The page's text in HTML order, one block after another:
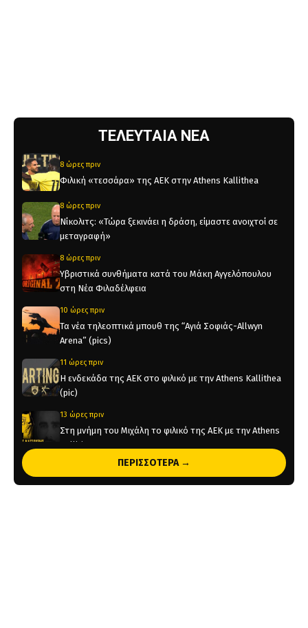
ΤΕΛΕΥΤΑΙΑ ΝΕΑ
8 ώρες πριν
Φιλική «τεσσάρα» της ΑΕΚ στην Athens Kallithea
8 ώρες πριν
Νίκολιτς: «Τώρα ξεκινάει η δράση, είμαστε ανοιχτοί σε
μεταγραφή»
8 ώρες πριν
Υβριστικά συνθήματα κατά του Μάκη Αγγελόπουλου
στη Νέα Φιλαδέλφεια
10 ώρες πριν
Τα νέα τηλεοπτικά μπουθ της “Αγιά Σοφιάς-Allwyn
Arena” (pics)
11 ώρες πριν
Η ενδεκάδα της ΑΕΚ στο φιλικό με την Athens Kallithea
(pic)
13 ώρες πριν
Στη μνήμη του Μιχάλη το φιλικό της ΑΕΚ με την Athens
Kallithea
Τέλος από την ΑΕΚ ο Δέδες
ΠΕΡΙΣΣΟΤΕΡΑ →